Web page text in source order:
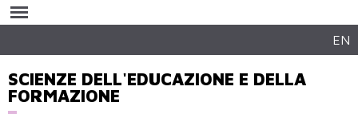
contenuto
EN
SCIENZE DELL'EDUCAZIONE E DELLA
FORMAZIONE